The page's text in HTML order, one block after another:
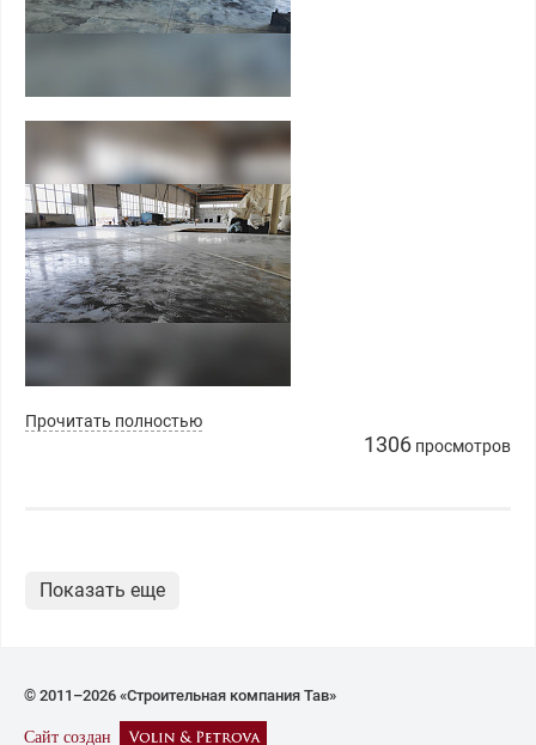
Прочитать полностью
1306 просмотров
Показать еще
© 2011–2026 «Строительная компания Тав»
Сайт создан